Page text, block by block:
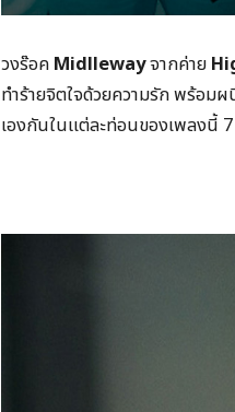
วงร๊อค Midllewayจากค่าย
ทำร้ายจิตใจด้วยความรัก พร้อม
เองกันในแต่ละท่อนของเพลงนี้ 7